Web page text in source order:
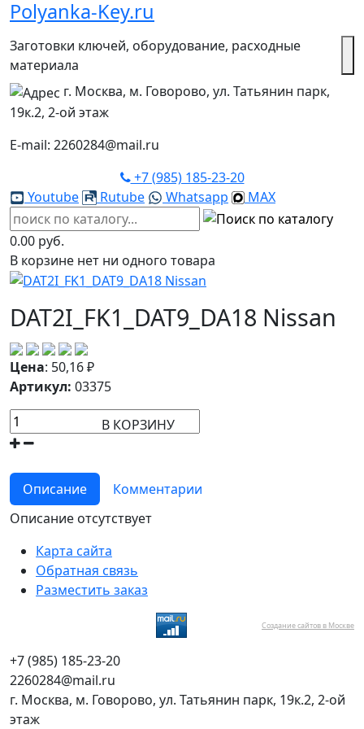
Polyanka-Key.ru
Заготовки ключей, оборудование, расходные
материала
г. Москва, м. Говорово, ул. Татьянин парк,
19к.2, 2-ой этаж
E-mail: 2260284@mail.ru
+7 (985) 185-23-20
Youtube
Rutube Whatsapp MAX
0.00 руб.
В корзине нет ни одного товара
DAT2I_FK1_DAT9_DA18 Nissan
Цена: 50,16₽
Артикул: 03375
В КОРЗИНУ
Описание
Комментарии
Описание отсутствует
Карта сайта
Обратная связь
Разместить заказ
Создание сайтов в Москве
+7 (985) 185-23-20
2260284@mail.ru
г. Москва, м. Говорово, ул. Татьянин парк, 19к.2, 2-ой
этаж